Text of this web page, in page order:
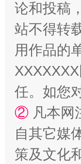
论和投稿
站不得转
用作品的
任。如您
② 凡本网
自其它媒
策及文化